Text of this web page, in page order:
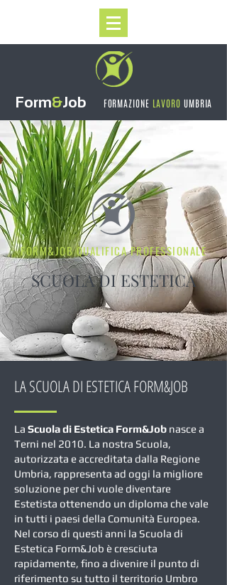
Form&Job FORMAZIONE LAVORO UMBRIA
FORM&JOB QUALIFICA PROFESSIONALE
SCUOLA DI ESTETICA
LA SCUOLA DI ESTETICA FORM&JOB
La Scuola di Estetica Form&Job nasce a
Terni nel 2010. La nostra Scuola,
autorizzata e accreditata dalla Regione
Umbria, rappresenta ad oggi la migliore
soluzione per chi vuole diventare
Estetista ottenendo un diploma che vale
in tutti i paesi della Comunità Europea.
Nel corso di questi anni la Scuola di
Estetica Form&Job è cresciuta
rapidamente, fino a divenire il punto di
riferimento su tutto il territorio Umbro